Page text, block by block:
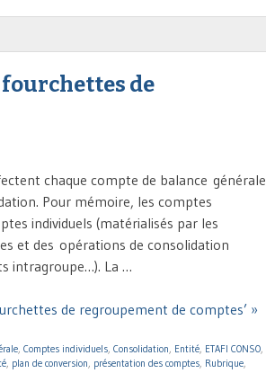
fourchettes de
chaque compte de balance générale
Pour mémoire, les comptes
individuels (matérialisés par les
et des opérations de consolidation
intragroupe…). La …
de regroupement de comptes’ »
, Comptes individuels, Consolidation, Entité, ETAFI CONSO,
, plan de conversion, présentation des comptes, Rubrique,